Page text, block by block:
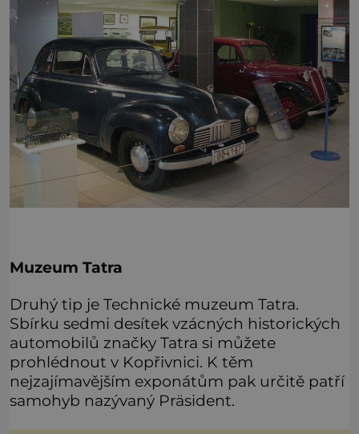
Muzeum Tatra
Druhý tip je Technické muzeum Tatra.
Sbírku sedmi desítek vzácných historických
automobilů značky Tatra si můžete
prohlédnout v Kopřivnici. K těm
nejzajímavějším exponátům pak určitě patří
samohyb nazývaný Präsident.